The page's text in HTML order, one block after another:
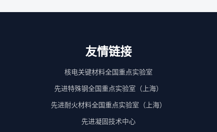
友情链接
核电关键材料全国重点实验室
先进特殊钢全国重点实验室（上海）
先进耐火材料全国重点实验室（上海）
先进凝固技术中心